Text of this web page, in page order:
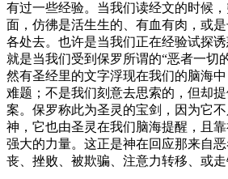
有过一些经验。当我们读经文的时候
面，仿彿是活生生的、有血有肉，或
各处去。也许是当我们正在经验试探诱
就是当我们受到保罗所谓的“恶者一切
然有圣经里的文字浮现在我们的脑海
难题；不是我们刻意去思索的，但却
案。保罗称此为圣灵的宝剑，因为它
神，它也由圣灵在我们脑海提醒，且
强大的力量。这正是神在回应那来自
丧、挫败、被欺骗、注意力转移、或走